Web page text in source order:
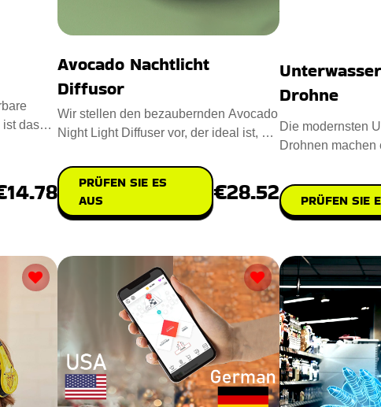
ist das
Avocado Nachtlicht
Diffusor
Wir stellen den bezaubernden Avocado
Night Light Diffuser vor, der ideal ist, um
PRÜFEN SIE ES
AUS
€28.52
Drohne
Die modernsten
Drohnen machen
PRÜFEN SIE